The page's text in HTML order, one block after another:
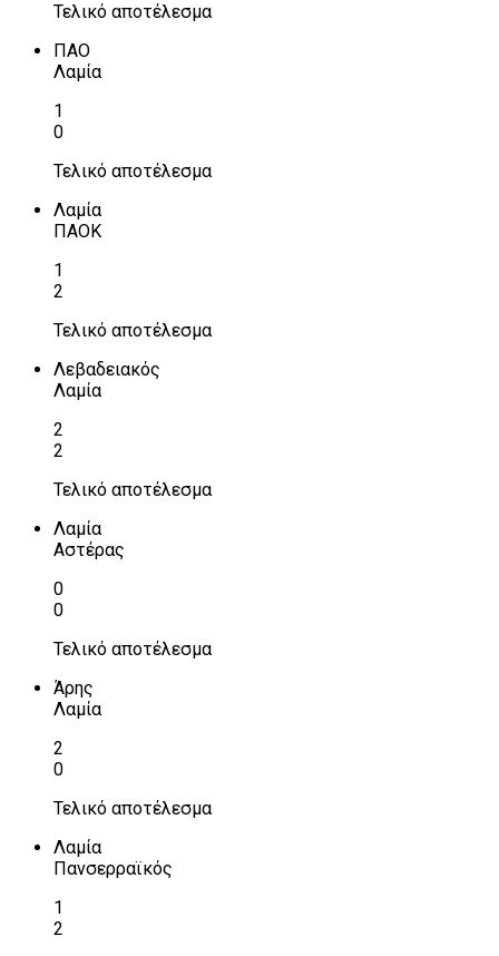
Τελικό αποτέλεσμα
ΠΑΟ
Λαμία
1
0
Τελικό αποτέλεσμα
Λαμία
ΠΑΟΚ
1
2
Τελικό αποτέλεσμα
Λεβαδειακός
Λαμία
2
2
Τελικό αποτέλεσμα
Λαμία
Αστέρας
0
0
Τελικό αποτέλεσμα
Άρης
Λαμία
2
0
Τελικό αποτέλεσμα
Λαμία
Πανσερραϊκός
1
2